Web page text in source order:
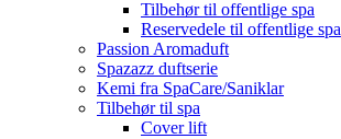
Tilbehør til offentlige spa
Reservedele til offentlige spa
Passion Aromaduft
Spazazz duftserie
Kemi fra SpaCare/Saniklar
Tilbehør til spa
Cover lift